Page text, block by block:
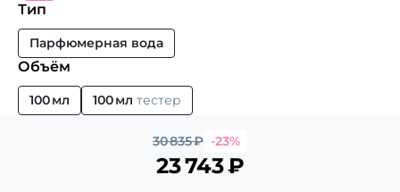
Тип
Парфюмерная вода
Объём
100 мл 100 мл тестер
30 835₽ -23%
23 743₽